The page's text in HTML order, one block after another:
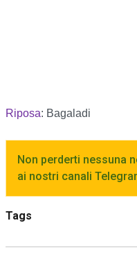
Riposa: Bagaladi
Non perderti nessuna
ai nostri canali
Tags